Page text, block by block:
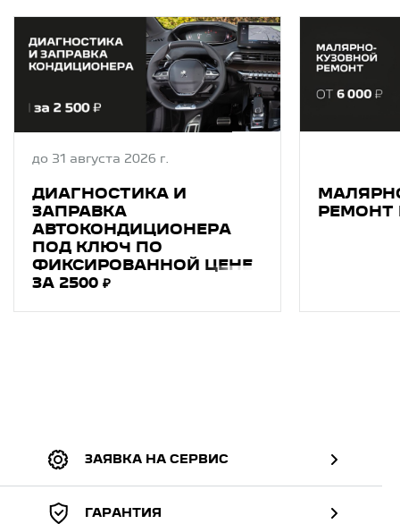
до 31 августа 2026 г.
ДИАГНОСТИКA И
ЗAПPAВКA
АВТОКОНДИЦИОНEРA
ПОД КЛЮЧ ПО
ФИКСИРОВАННОЙ ЦЕНЕ
ЗА 2500 ₽
РЕМОНТ
ЗАЯВКА НА СЕРВИС
ГАРАНТИЯ